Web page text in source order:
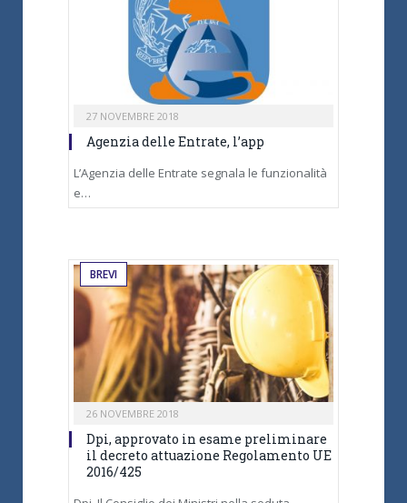
27 NOVEMBRE 2018
Agenzia delle Entrate, l’app
L’Agenzia delle Entrate segnala le funzionalità
e…
BREVI
26 NOVEMBRE 2018
Dpi, approvato in esame preliminare
il decreto attuazione Regolamento UE
2016/425